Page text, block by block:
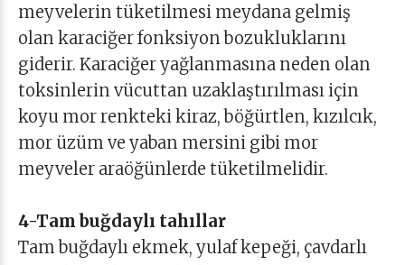
meyvelerin tüketilmesi meydana gelmiş
olan karaciğer fonksiyon bozukluklarını
giderir. Karaciğer yağlanmasına neden olan
toksinlerin vücuttan uzaklaştırılması için
koyu mor renkteki kiraz, böğürtlen, kızılcık,
mor üzüm ve yaban mersini gibi mor
meyveler araöğünlerde tüketilmelidir.
4-Tam buğdaylı tahıllar
Tam buğdaylı ekmek, yulaf kepeği, çavdarlı